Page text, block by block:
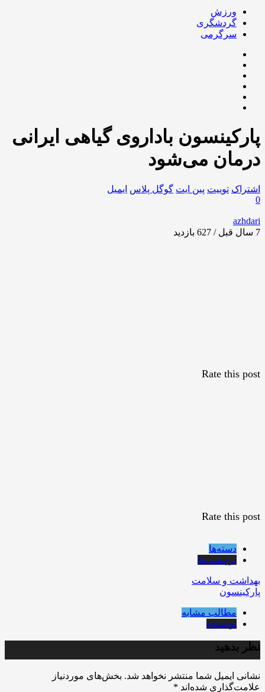
ورزش
گردشگری
سرگرمی
پارکینسون باداروی گیاهی ایرانی
درمان می‌شود
اشتراک توییت پین ایت گوگل‌ پلاس ایمیل
0
azhdari
7 سال قبل / 627
بازدید
Rate this post
Rate this post
دسته‌ها
برچسب‌ها
بهداشت و سلامت
پارکینسون
مطالب مشابه
نویسنده
نظر بدهید
نشانی ایمیل شما منتشر نخواهد شد. بخش‌های موردنیاز
علامت‌گذاری شده‌اند *